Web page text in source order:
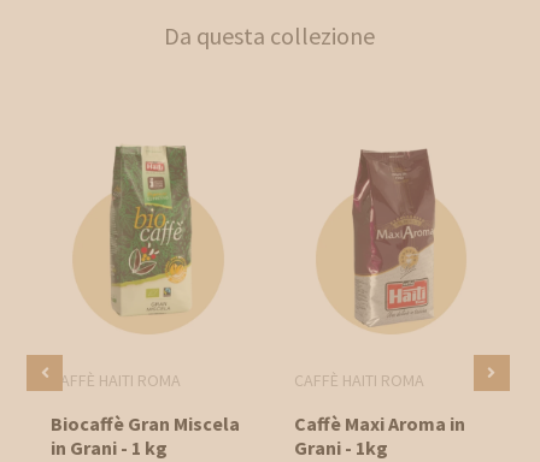
Da questa collezione
CAFFÈ HAITI ROMA
Biocaffè Gran Miscela
in Grani - 1 kg
CAFFÈ HAITI ROMA
Caffè Maxi Aroma in
Grani - 1kg